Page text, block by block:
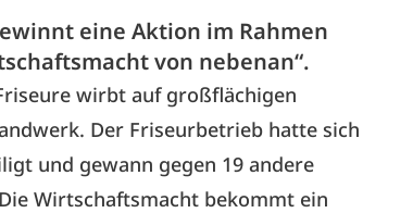
eine Aktion im Rahmen
von nebenan“.
wirbt auf großflächigen
Der Friseurbetrieb hatte sich
und gewann gegen 19 andere
Wirtschaftsmacht bekommt ein